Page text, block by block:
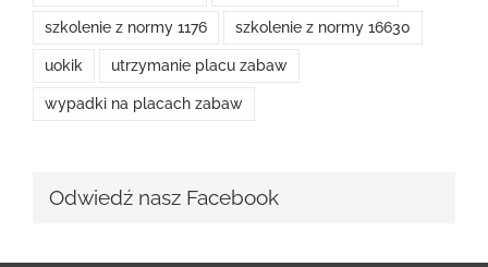
szkolenie z normy 1176 szkolenie z normy 16630
uokik utrzymanie placu zabaw
wypadki na placach zabaw
Odwiedź nasz Facebook